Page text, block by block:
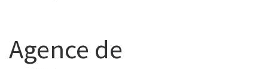
Agence de